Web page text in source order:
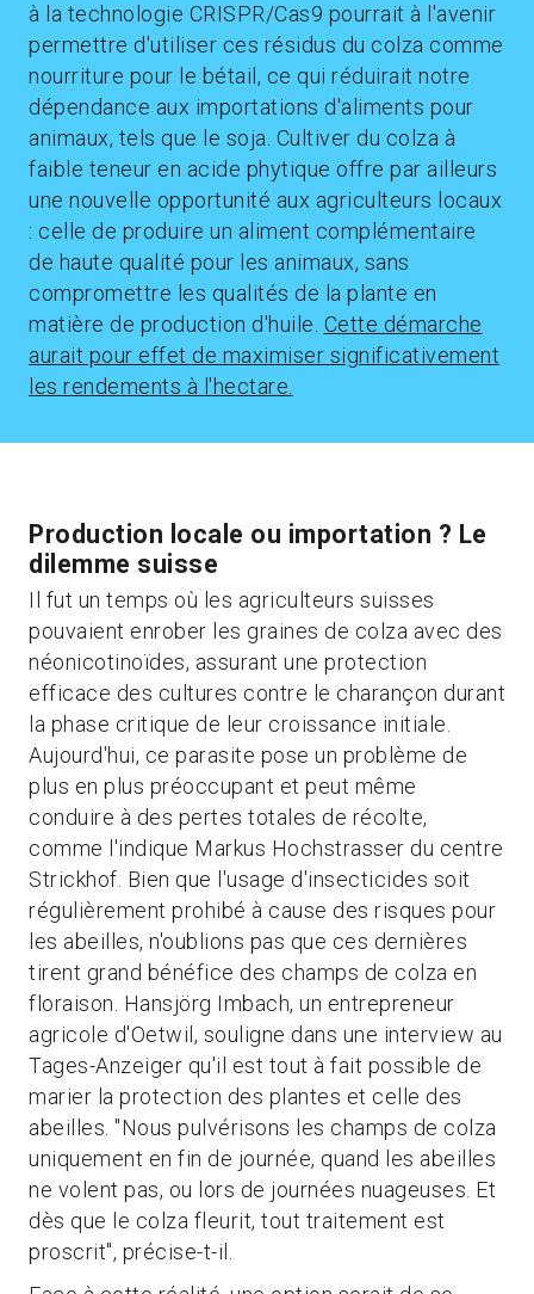
à la technologie CRISPR/Cas9 pourrait à l'avenir
permettre d'utiliser ces résidus du colza comme
nourriture pour le bétail, ce qui réduirait notre
dépendance aux importations d'aliments pour
animaux, tels que le soja. Cultiver du colza à
faible teneur en acide phytique offre par ailleurs
une nouvelle opportunité aux agriculteurs locaux
: celle de produire un aliment complémentaire
de haute qualité pour les animaux, sans
compromettre les qualités de la plante en
matière de production d'huile. Cette démarche
aurait pour effet de maximiser significativement
les rendements à l'hectare.
Production locale ou importation ? Le
dilemme suisse
Il fut un temps où les agriculteurs suisses
pouvaient enrober les graines de colza avec des
néonicotinoïdes, assurant une protection
efficace des cultures contre le charançon durant
la phase critique de leur croissance initiale.
Aujourd'hui, ce parasite pose un problème de
plus en plus préoccupant et peut même
conduire à des pertes totales de récolte,
comme l'indique Markus Hochstrasser du centre
Strickhof. Bien que l'usage d'insecticides soit
régulièrement prohibé à cause des risques pour
les abeilles, n'oublions pas que ces dernières
tirent grand bénéfice des champs de colza en
floraison. Hansjörg Imbach, un entrepreneur
agricole d'Oetwil, souligne dans une interview au
Tages-Anzeiger qu'il est tout à fait possible de
marier la protection des plantes et celle des
abeilles. "Nous pulvérisons les champs de colza
uniquement en fin de journée, quand les abeilles
ne volent pas, ou lors de journées nuageuses. Et
dès que le colza fleurit, tout traitement est
proscrit", précise-t-il.